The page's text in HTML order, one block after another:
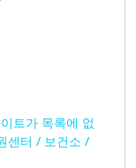
트가 목록에 없
센터 / 보건소 /